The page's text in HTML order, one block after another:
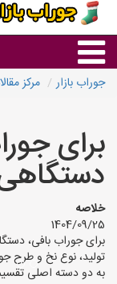
جوراب بازار مرکز
برای
خلاصه
1404/09/25
برای جوراب بافی،
تولید، نوع نخ و طرح
به دو دسته اصلی تقسیم